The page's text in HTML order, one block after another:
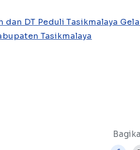
dan DT Peduli Tasikmalaya
Tasikmalaya